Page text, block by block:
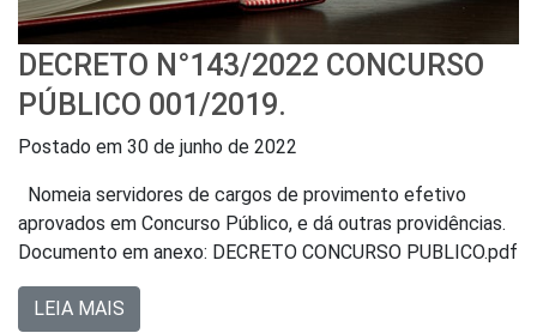
DECRETO N°143/2022 CONCURSO
PÚBLICO 001/2019.
Postado em 30 de junho de 2022
Nomeia servidores de cargos de provimento efetivo
aprovados em Concurso Público, e dá outras providências.
Documento em anexo: DECRETO CONCURSO PUBLICO.pdf
LEIA MAIS